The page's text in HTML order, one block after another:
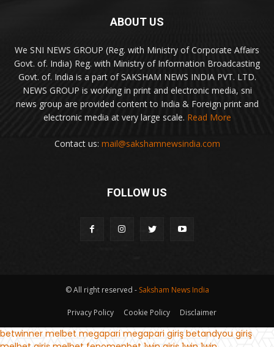
ABOUT US
We SNI NEWS GROUP (Reg. with Ministry of Corporate Affairs
Govt. of. India) Reg. with Ministry of Information Broadcasting
Govt. of. India is a part of SAKSHAM NEWS INDIA PVT. LTD.
NEWS GROUP is working in print and electronic media, sni
news group are provided content to India & Foreign print and
electronic media at very large scale. Read More
Contact us: mail@sakshamnewsindia.com
FOLLOW US
© All right reserved - Saksham News India
Privacy Policy Cookie Policy Disclaimer
betwinner melbet megapari megapari giriş betandyou giriş